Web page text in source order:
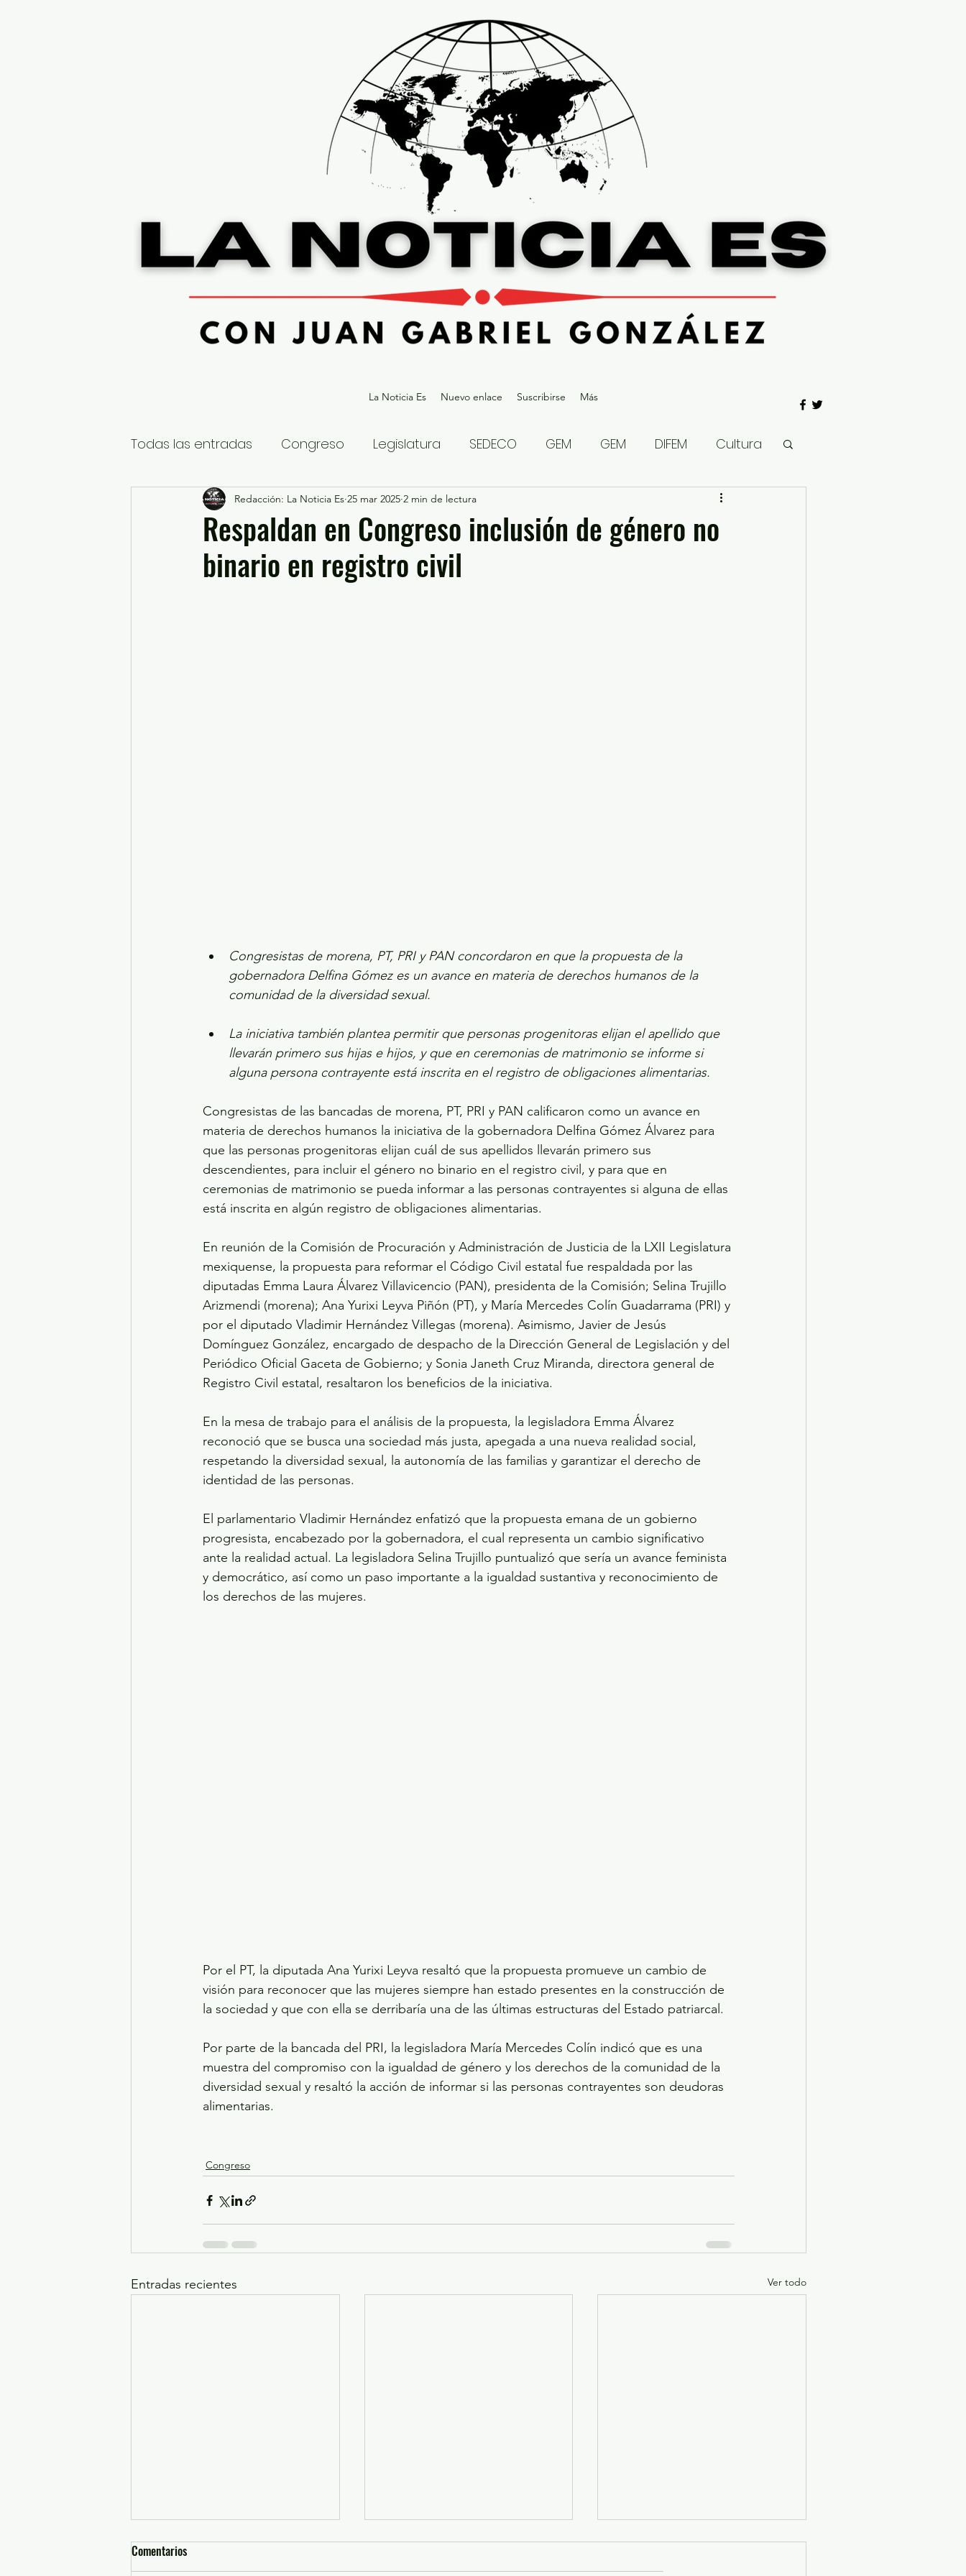
La Noticia Es Nuevo enlace Suscribirse Más
Todas las entradas Congreso Legislatura SEDECO GEM GEM DIFEM Cultura
Nacional Estatal Gubernatura Edoméx 2023
Educación y Cultura Seguridad y Justicia
Respaldan en Congreso inclusión de género no
binario en registro civil
Redacción: La Noticia Es 25 mar 2025 2 min de lectura
Congresistas de morena, PT, PRI y PAN concordaron en que la propuesta de la
gobernadora Delfina Gómez es un avance en materia de derechos humanos de la
comunidad de la diversidad sexual.
La iniciativa también plantea permitir que personas progenitoras elijan el apellido que
llevarán primero sus hijas e hijos, y que en ceremonias de matrimonio se informe si
alguna persona contrayente está inscrita en el registro de obligaciones alimentarias.
Congresistas de las bancadas de morena, PT, PRI y PAN calificaron como un avance en
materia de derechos humanos la iniciativa de la gobernadora Delfina Gómez Álvarez para
que las personas progenitoras elijan cuál de sus apellidos llevarán primero sus
descendientes, para incluir el género no binario en el registro civil, y para que en
ceremonias de matrimonio se pueda informar a las personas contrayentes si alguna de ellas
está inscrita en algún registro de obligaciones alimentarias.
En reunión de la Comisión de Procuración y Administración de Justicia de la LXII Legislatura
mexiquense, la propuesta para reformar el Código Civil estatal fue respaldada por las
diputadas Emma Laura Álvarez Villavicencio (PAN), presidenta de la Comisión; Selina Trujillo
Arizmendi (morena); Ana Yurixi Leyva Piñón (PT), y María Mercedes Colín Guadarrama (PRI) y
por el diputado Vladimir Hernández Villegas (morena). Asimismo, Javier de Jesús
Domínguez González, encargado de despacho de la Dirección General de Legislación y del
Periódico Oficial Gaceta de Gobierno; y Sonia Janeth Cruz Miranda, directora general de
Registro Civil estatal, resaltaron los beneficios de la iniciativa.
En la mesa de trabajo para el análisis de la propuesta, la legisladora Emma Álvarez
reconoció que se busca una sociedad más justa, apegada a una nueva realidad social,
respetando la diversidad sexual, la autonomía de las familias y garantizar el derecho de
identidad de las personas.
El parlamentario Vladimir Hernández enfatizó que la propuesta emana de un gobierno
progresista, encabezado por la gobernadora, el cual representa un cambio significativo
ante la realidad actual. La legisladora Selina Trujillo puntualizó que sería un avance feminista
y democrático, así como un paso importante a la igualdad sustantiva y reconocimiento de
los derechos de las mujeres.
Por el PT, la diputada Ana Yurixi Leyva resaltó que la propuesta promueve un cambio de
visión para reconocer que las mujeres siempre han estado presentes en la construcción de
la sociedad y que con ella se derribaría una de las últimas estructuras del Estado patriarcal.
Por parte de la bancada del PRI, la legisladora María Mercedes Colín indicó que es una
muestra del compromiso con la igualdad de género y los derechos de la comunidad de la
diversidad sexual y resaltó la acción de informar si las personas contrayentes son deudoras
alimentarias.
Congreso
Entradas recientes Ver todo
Comentarios